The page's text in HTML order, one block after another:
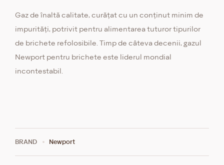
Gaz de înaltă calitate, curățat cu un conținut minim de
impurități, potrivit pentru alimentarea tuturor tipurilor
de brichete refolosibile. Timp de câteva decenii, gazul
Newport pentru brichete este liderul mondial
incontestabil.
BRAND Newport